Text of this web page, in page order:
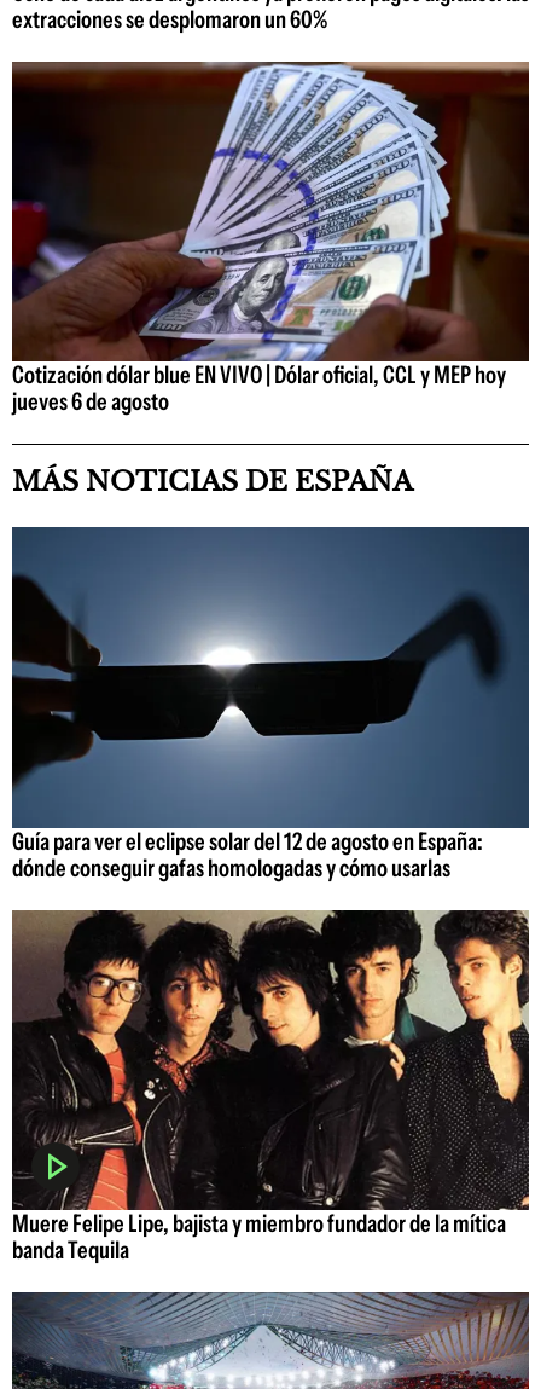
extracciones se desplomaron un 60%
Cotización dólar blue EN VIVO | Dólar oficial, CCL y MEP hoy
jueves 6 de agosto
MÁS NOTICIAS DE ESPAÑA
Guía para ver el eclipse solar del 12 de agosto en España:
dónde conseguir gafas homologadas y cómo usarlas
Muere Felipe Lipe, bajista y miembro fundador de la mítica
banda Tequila